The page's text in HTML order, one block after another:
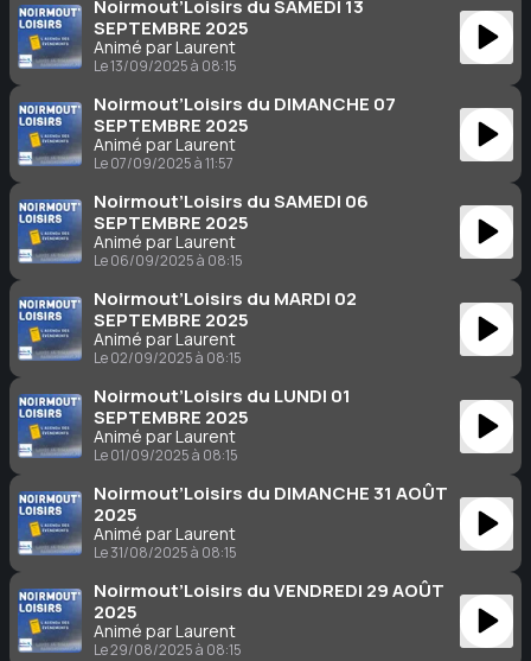
Noirmout’Loisirs du SAMEDI 13
SEPTEMBRE 2025
Animé par Laurent
Le 13/09/2025 à 08:15
Noirmout’Loisirs du DIMANCHE 07
SEPTEMBRE 2025
Animé par Laurent
Le 07/09/2025 à 11:57
Noirmout’Loisirs du SAMEDI 06
SEPTEMBRE 2025
Animé par Laurent
Le 06/09/2025 à 08:15
Noirmout’Loisirs du MARDI 02
SEPTEMBRE 2025
Animé par Laurent
Le 02/09/2025 à 08:15
Noirmout’Loisirs du LUNDI 01
SEPTEMBRE 2025
Animé par Laurent
Le 01/09/2025 à 08:15
Noirmout’Loisirs du DIMANCHE 31 AOÛT
2025
Animé par Laurent
Le 31/08/2025 à 08:15
Noirmout’Loisirs du VENDREDI 29 AOÛT
2025
Animé par Laurent
Le 29/08/2025 à 08:15